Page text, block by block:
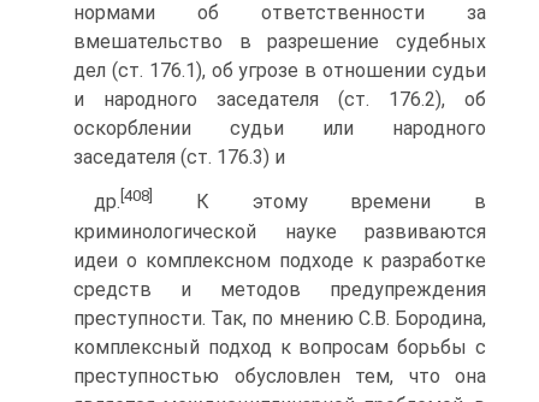
нормами об ответственности за
вмешательство в разрешение судебных
дел (ст. 176.1), об угрозе в отношении судьи
и народного заседателя (ст. 176.2), об
оскорблении судьи или народного
заседателя (ст. 176.3) и
др. [408]
К этому времени в
криминологической науке развиваются
идеи о комплексном подходе к разработке
средств и методов предупреждения
преступности. Так, по мнению С.В. Бородина,
комплексный подход к вопросам борьбы с
преступностью обусловлен тем, что она